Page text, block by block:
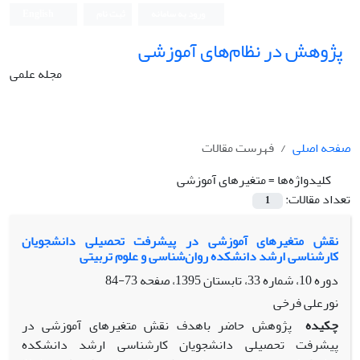
پژوهش در نظام‌های آموزشی
مجله علمی
صفحه اصلی
فهرست مقالات
کلیدواژه‌ها =متغیرهای آموزشی
تعداد مقالات:
1
نقش متغیرهای آموزشی در پیشرفت تحصیلی دانشجویان
کارشناسی ارشد دانشکده روان‌شناسی و علوم تربیتی
دوره 10، شماره 33، تابستان 1395، صفحه
73-84
نورعلی فرخی
چکیده پژوهش حاضر باهدف نقش متغیرهای آموزشی در
پیشرفت تحصیلی دانشجویان کارشناسی ارشد دانشکده